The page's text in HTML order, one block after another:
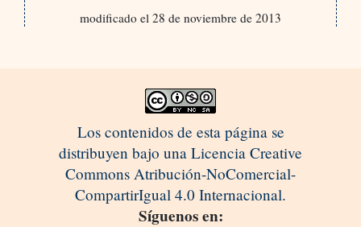
modificado el 28 de noviembre de 2013
Los contenidos de esta página se
distribuyen bajo una Licencia Creative
Commons Atribución-NoComercial-
CompartirIgual 4.0 Internacional.
Síguenos en: